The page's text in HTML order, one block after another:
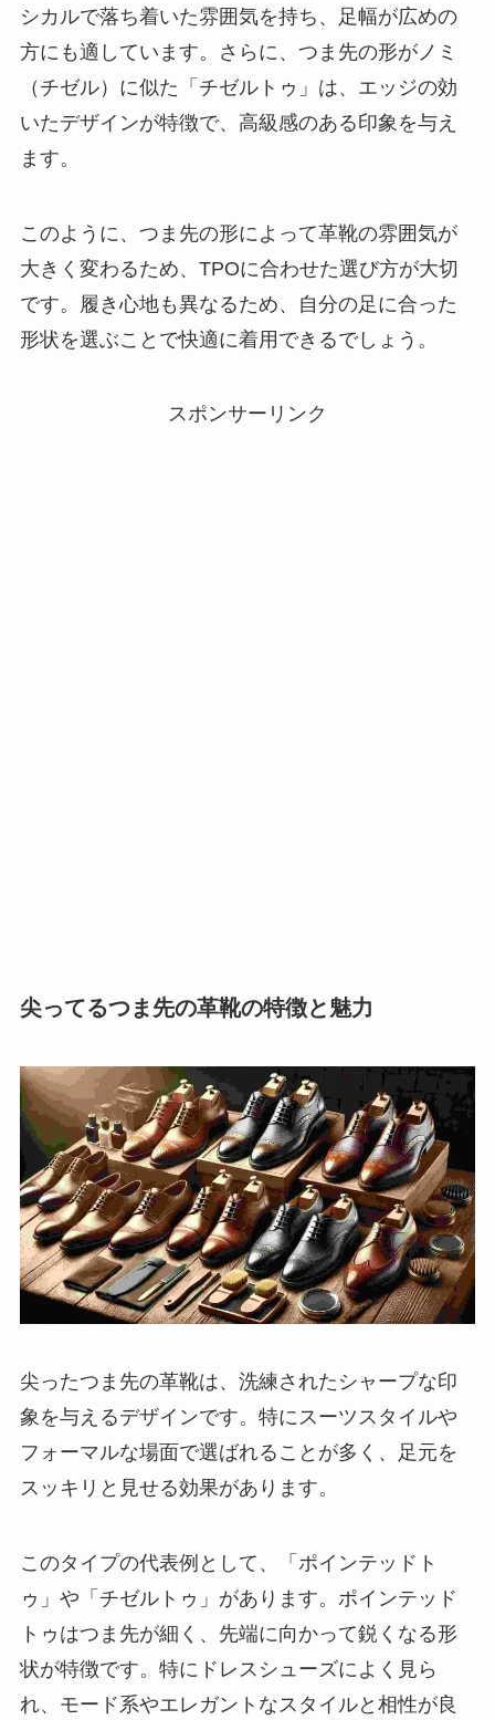
シカルで落ち着いた雰囲気を持ち、足幅が広めの
方にも適しています。さらに、つま先の形がノミ
（チゼル）に似た「チゼルトゥ」は、エッジの効
いたデザインが特徴で、高級感のある印象を与え
ます。
このように、つま先の形によって革靴の雰囲気が
大きく変わるため、TPOに合わせた選び方が大切
です。履き心地も異なるため、自分の足に合った
形状を選ぶことで快適に着用できるでしょう。
スポンサーリンク
尖ってるつま先の革靴の特徴と魅力
尖ったつま先の革靴は、洗練されたシャープな印
象を与えるデザインです。特にスーツスタイルや
フォーマルな場面で選ばれることが多く、足元を
スッキリと見せる効果があります。
このタイプの代表例として、「ポインテッドト
ゥ」や「チゼルトゥ」があります。ポインテッド
トゥはつま先が細く、先端に向かって鋭くなる形
状が特徴です。特にドレスシューズによく見ら
れ、モード系やエレガントなスタイルと相性が良